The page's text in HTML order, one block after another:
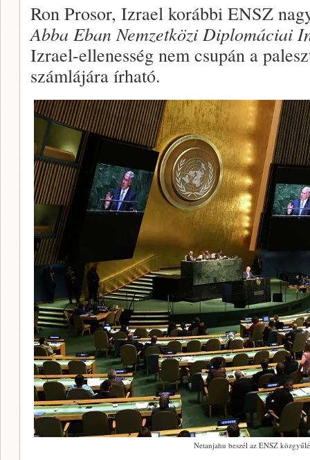
Ron Prosor, Izrael korábbi ENSZ
Abba Eban Nemzetközi Diplomáciai
Izrael-ellenesség nem csupán a
számlájára írható.
Netanjahu beszél az ENSZ